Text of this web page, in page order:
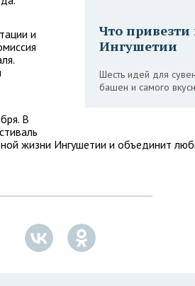
Что привезти
Ингушетии
Шесть идей для
башен и самого
и
В
жизни Ингушетии и объединит